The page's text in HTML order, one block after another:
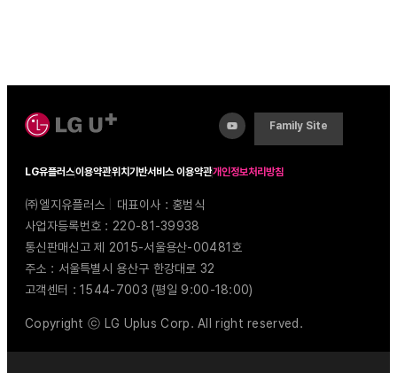
Family Site
LG유플러스이용약관위치기반서비스 이용약관개인정보처리방침
㈜엘지유플러스
대표이사 : 홍범식
사업자등록번호 : 220-81-39938
통신판매신고 제 2015-서울용산-00481호
주소 : 서울특별시 용산구 한강대로 32
고객센터 : 1544-7003 (평일 9:00-18:00)
Copyright ⓒ LG Uplus Corp. All right reserved.